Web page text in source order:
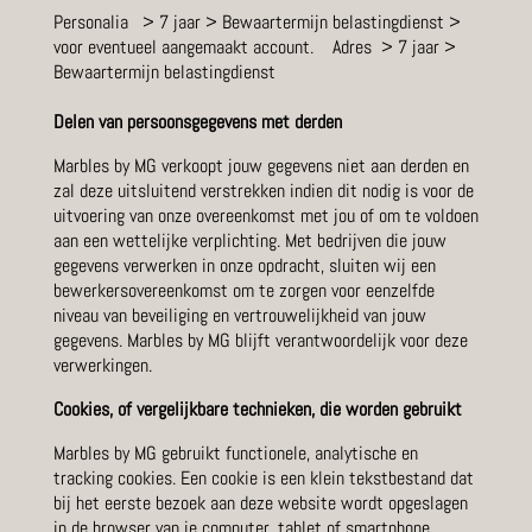
Personalia > 7 jaar > Bewaartermijn belastingdienst >
voor eventueel aangemaakt account. Adres > 7 jaar >
Bewaartermijn belastingdienst
Delen van persoonsgegevens met derden
Marbles by MG verkoopt jouw gegevens niet aan derden en
zal deze uitsluitend verstrekken indien dit nodig is voor de
uitvoering van onze overeenkomst met jou of om te voldoen
aan een wettelijke verplichting. Met bedrijven die jouw
gegevens verwerken in onze opdracht, sluiten wij een
bewerkersovereenkomst om te zorgen voor eenzelfde
niveau van beveiliging en vertrouwelijkheid van jouw
gegevens. Marbles by MG blijft verantwoordelijk voor deze
verwerkingen.
Cookies, of vergelijkbare technieken, die worden gebruikt
Marbles by MG gebruikt functionele, analytische en
tracking cookies. Een cookie is een klein tekstbestand dat
bij het eerste bezoek aan deze website wordt opgeslagen